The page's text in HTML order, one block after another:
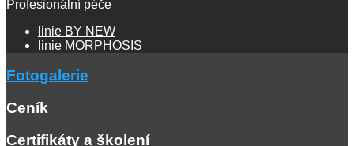
Profesionální péče
linie BY NEW
linie MORPHOSIS
Fotogalerie
Ceník
Certifikáty a školení